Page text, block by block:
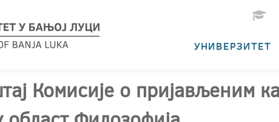
УНИВЕРЗИТЕТ
Комисије о пријављеним